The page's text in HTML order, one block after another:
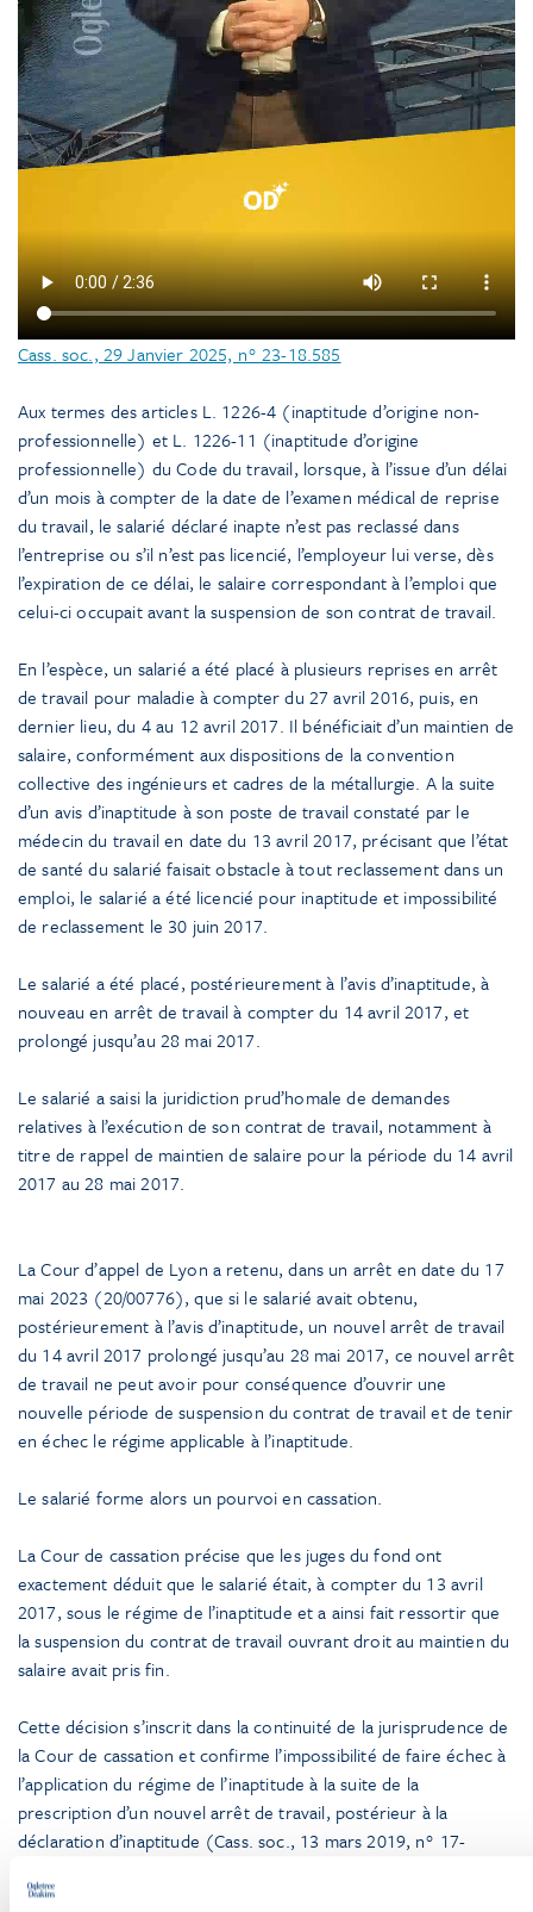
Cass. soc., 29 Janvier 2025, n° 23-18.585
Aux termes des articles L. 1226-4 (inaptitude d’origine non-
professionnelle) et L. 1226-11 (inaptitude d’origine
professionnelle) du Code du travail, lorsque, à l’issue d’un délai
d’un mois à compter de la date de l’examen médical de reprise
du travail, le salarié déclaré inapte n’est pas reclassé dans
l’entreprise ou s’il n’est pas licencié, l’employeur lui verse, dès
l’expiration de ce délai, le salaire correspondant à l’emploi que
celui-ci occupait avant la suspension de son contrat de travail.
En l’espèce, un salarié a été placé à plusieurs reprises en arrêt
de travail pour maladie à compter du 27 avril 2016, puis, en
dernier lieu, du 4 au 12 avril 2017. Il bénéficiait d’un maintien de
salaire, conformément aux dispositions de la convention
collective des ingénieurs et cadres de la métallurgie. A la suite
d’un avis d’inaptitude à son poste de travail constaté par le
médecin du travail en date du 13 avril 2017, précisant que l’état
de santé du salarié faisait obstacle à tout reclassement dans un
emploi, le salarié a été licencié pour inaptitude et impossibilité
de reclassement le 30 juin 2017.
Le salarié a été placé, postérieurement à l’avis d’inaptitude, à
nouveau en arrêt de travail à compter du 14 avril 2017, et
prolongé jusqu’au 28 mai 2017.
Le salarié a saisi la juridiction prud’homale de demandes
relatives à l’exécution de son contrat de travail, notamment à
titre de rappel de maintien de salaire pour la période du 14 avril
2017 au 28 mai 2017.
La Cour d’appel de Lyon a retenu, dans un arrêt en date du 17
mai 2023 (20/00776), que si le salarié avait obtenu,
postérieurement à l’avis d’inaptitude, un nouvel arrêt de travail
du 14 avril 2017 prolongé jusqu’au 28 mai 2017, ce nouvel arrêt
de travail ne peut avoir pour conséquence d’ouvrir une
nouvelle période de suspension du contrat de travail et de tenir
en échec le régime applicable à l’inaptitude.
Le salarié forme alors un pourvoi en cassation.
La Cour de cassation précise que les juges du fond ont
exactement déduit que le salarié était, à compter du 13 avril
2017, sous le régime de l’inaptitude et a ainsi fait ressortir que
la suspension du contrat de travail ouvrant droit au maintien du
salaire avait pris fin.
Cette décision s’inscrit dans la continuité de la jurisprudence de
la Cour de cassation et confirme l’impossibilité de faire échec à
l’application du régime de l’inaptitude à la suite de la
prescription d’un nouvel arrêt de travail, postérieur à la
déclaration d’inaptitude (Cass. soc., 13 mars 2019, n° 17-